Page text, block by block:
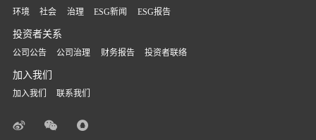
环境 社会 治理 ESG新闻 ESG报告
投资者关系
公司公告 公司治理 财务报告 投资者联络
加入我们
加入我们 联系我们